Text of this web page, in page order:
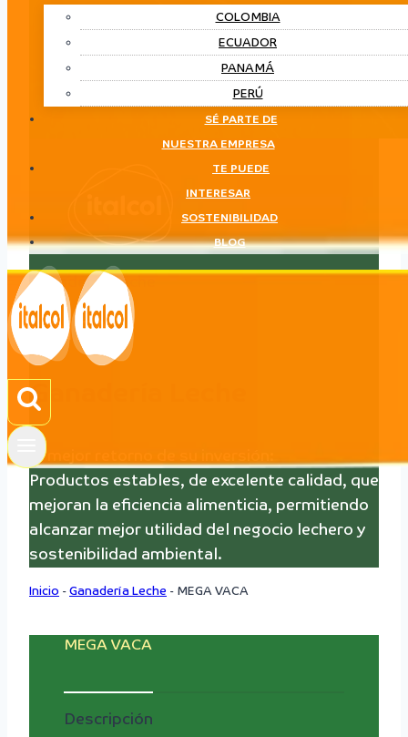
COLOMBIA
ECUADOR
PANAMÁ
PERÚ
SÉ PARTE DE
NUESTRA EMPRESA
TE PUEDE
INTERESAR
SOSTENIBILIDAD
BLOG
Ganadería Leche
LÍNEA
Ganadería Leche
El mejor retorno de su inversión:
Productos estables, de excelente calidad, que
mejoran la eficiencia alimenticia, permitiendo
alcanzar mejor utilidad del negocio lechero y
sostenibilidad ambiental.
Inicio - Ganadería Leche - MEGA VACA
MEGA VACA
Descripción